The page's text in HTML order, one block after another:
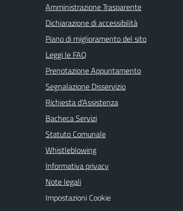
Amministrazione Trasparente
Dichiarazione di accessibilità
Piano di miglioramento del sito
Leggi le FAQ
Prenotazione Appuntamento
Segnalazione Disservizio
Richiesta d'Assistenza
Bacheca Servizi
Statuto Comunale
Whistleblowing
Informativa privacy
Note legali
Impostazioni Cookie